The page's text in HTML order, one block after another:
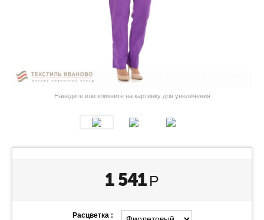
Наведите или кликните на картинку для увеличения
1 541 Р
Расцветка :